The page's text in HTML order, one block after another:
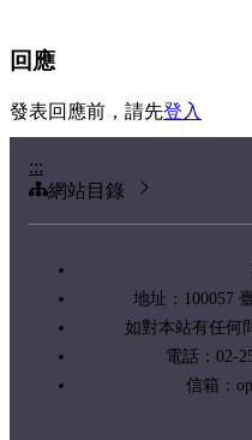
回應
發表回應前，請先登入
:::
網站目錄
地址：100057
如對本站有任何
電話：02-
信箱：